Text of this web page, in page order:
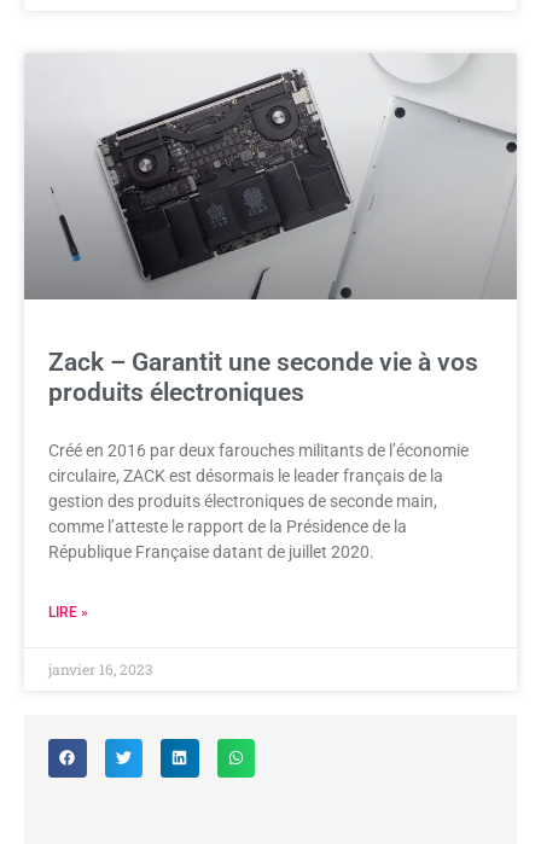
Zack – Garantit une seconde vie à vos
produits électroniques
Créé en 2016 par deux farouches militants de l’économie
circulaire, ZACK est désormais le leader français de la
gestion des produits électroniques de seconde main,
comme l’atteste le rapport de la Présidence de la
République Française datant de juillet 2020.
LIRE »
janvier 16, 2023